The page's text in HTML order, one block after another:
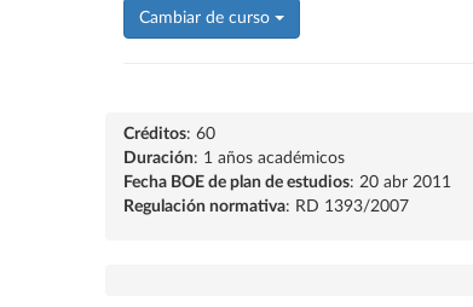
Cambiar de curso
Créditos: 60
Duración: 1 años académicos
Fecha BOE de plan de estudios: 20 abr 2011
Regulación normativa: RD 1393/2007